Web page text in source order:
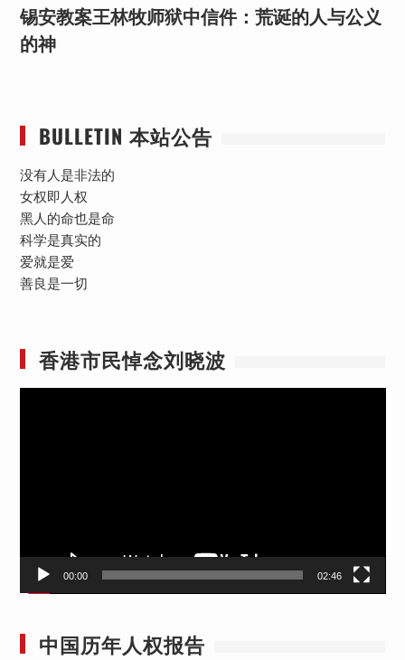
锡安教案王林牧师狱中信件：荒诞的人与公义
的神
BULLETIN 本站公告
没有人是非法的
女权即人权
黑人的命也是命
科学是真实的
爱就是爱
善良是一切
香港市民悼念刘晓波
00:00 02:46
中国历年人权报告